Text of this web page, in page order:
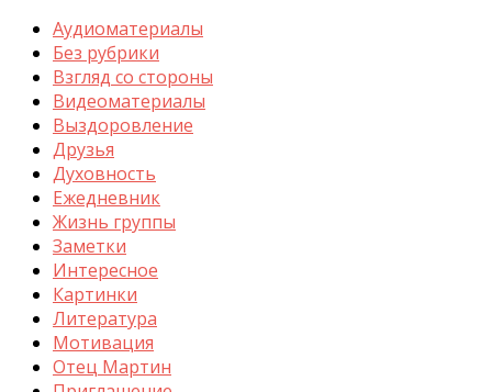
Аудиоматериалы
Без рубрики
Взгляд со стороны
Видеоматериалы
Выздоровление
Друзья
Духовность
Ежедневник
Жизнь группы
Заметки
Интересное
Картинки
Литература
Мотивация
Отец Мартин